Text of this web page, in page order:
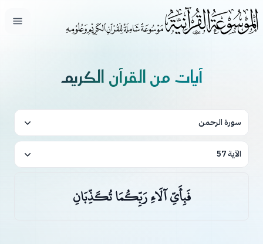
فتح
آيات من القرآن الكريم
سورة الرحمن
الآية 57
فَبِأَيِّ آلَاءِ رَبِّكُمَا تُكَذِّبَانِ